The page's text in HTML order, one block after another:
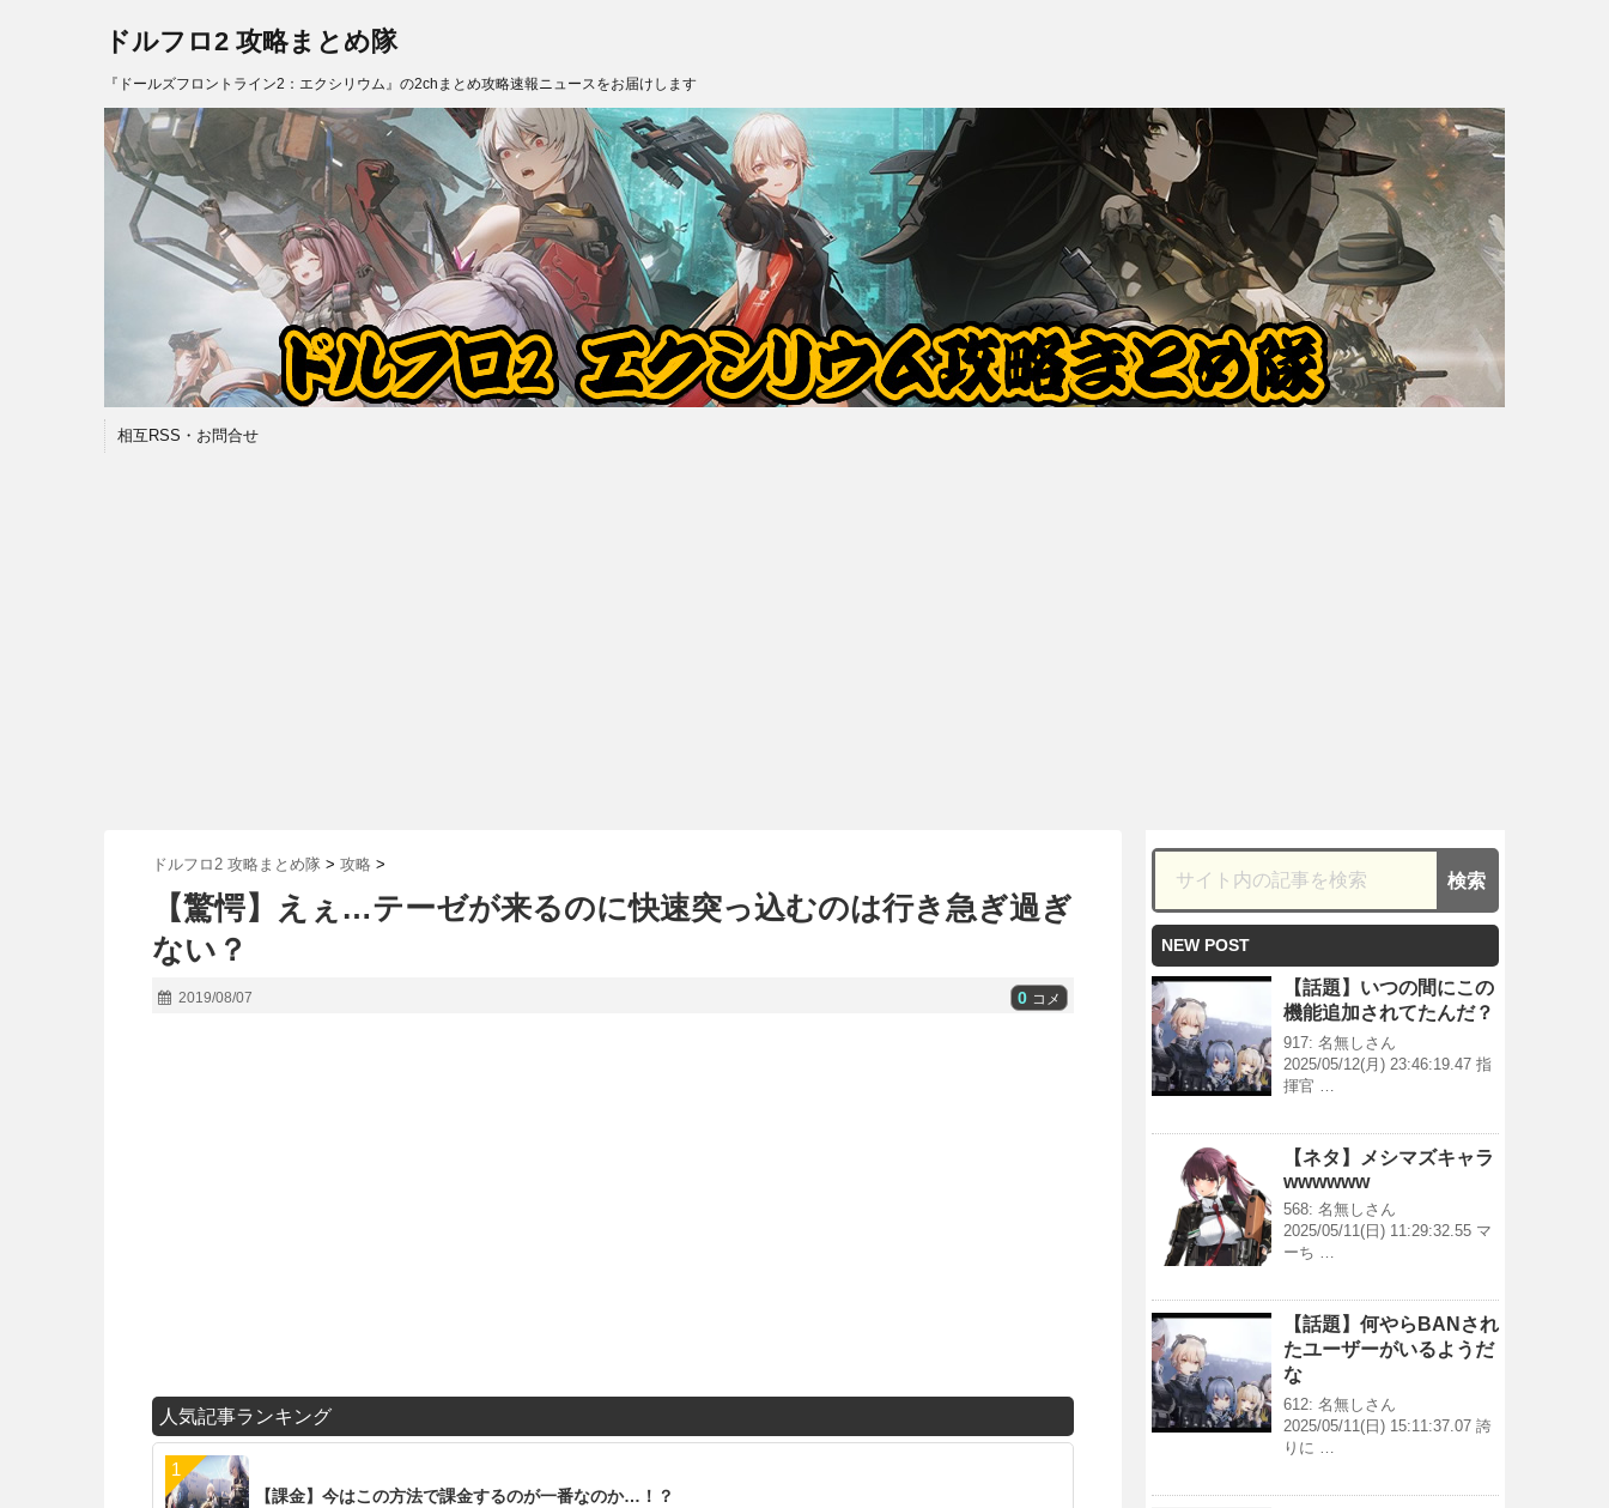
ドルフロ2 攻略まとめ隊
『ドールズフロントライン2：エクシリウム』の2chまとめ攻略速報ニュースをお届けします
相互RSS・お問合せ
ドルフロ2 攻略まとめ隊 > 攻略 >
【驚愕】えぇ…テーゼが来るのに快速突っ込むのは行き急ぎ過ぎ
ない？
2019/08/07 0 コメ
人気記事ランキング
【課金】今はこの方法で課金するのが一番なのか…！？
NEW POST
【話題】いつの間にこの
機能追加されてたんだ？
917: 名無しさん
2025/05/12(月) 23:46:19.47 指
揮官 …
【ネタ】メシマズキャラ
wwwwww
568: 名無しさん
2025/05/11(日) 11:29:32.55 マ
ーち …
【話題】何やらBANされ
たユーザーがいるようだ
な
612: 名無しさん
2025/05/11(日) 15:11:37.07 誇
りに …